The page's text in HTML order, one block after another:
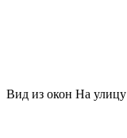
Вид из окон На улицу